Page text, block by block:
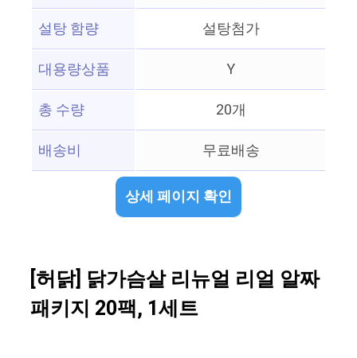
설탕 함량
설탕첨가
대용량상품
Y
총 수량
20개
배송비
무료배송
상세 페이지 확인
[허닭] 닭가슴살 리뉴얼 리얼 알짜
패키지 20팩, 1세트